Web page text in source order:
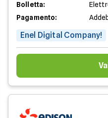
Bolletta:
Pagamento:
Enel Digital Company!